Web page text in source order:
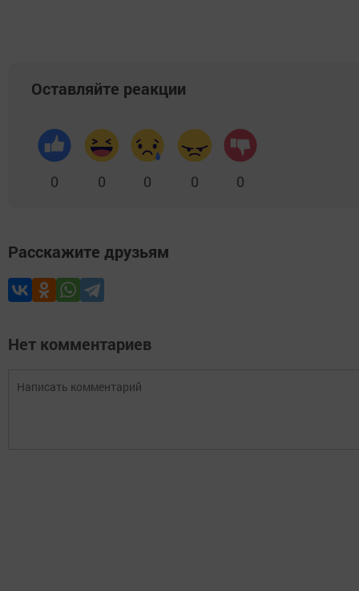
Оставляйте реакции
0 0 0 0 0
Расскажите друзьям
Нет комментариев